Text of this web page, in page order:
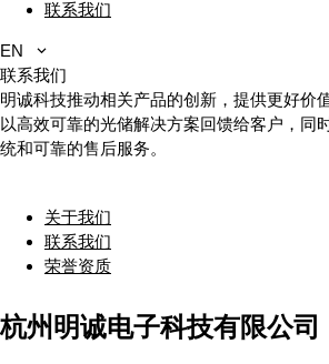
联系我们
EN
联系我们
明诚科技推动相关产品的创新，提供更好价
以高效可靠的光储解决方案回馈给客户，同
统和可靠的售后服务。
关于我们
联系我们
荣誉资质
杭州明诚电子科技有限公司